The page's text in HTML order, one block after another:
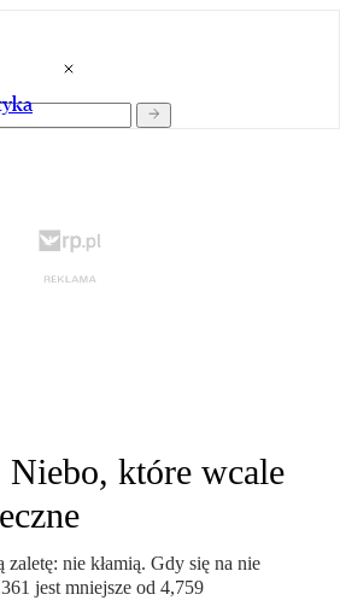
które wcale
nie kłamią. Gdy się na nie
jest mniejsze od 4,759